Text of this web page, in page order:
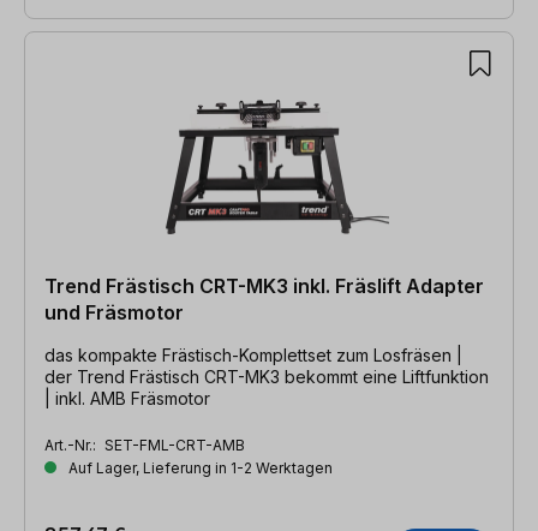
Trend Frästisch CRT-MK3 inkl. Fräslift Adapter
und Fräsmotor
das kompakte Frästisch-Komplettset zum Losfräsen |
der Trend Frästisch CRT-MK3 bekommt eine Liftfunktion
| inkl. AMB Fräsmotor
Art.-Nr.: SET-FML-CRT-AMB
Auf Lager, Lieferung in 1-2 Werktagen